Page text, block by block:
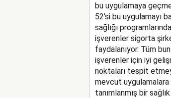
bu uygulamaya
52’si bu uygulamayı
sağlığı
işverenler sigorta
faydalanıyor. Tüm
işverenler için iyi
noktaları tespit
mevcut uygulamalara
tanımlanmış bir